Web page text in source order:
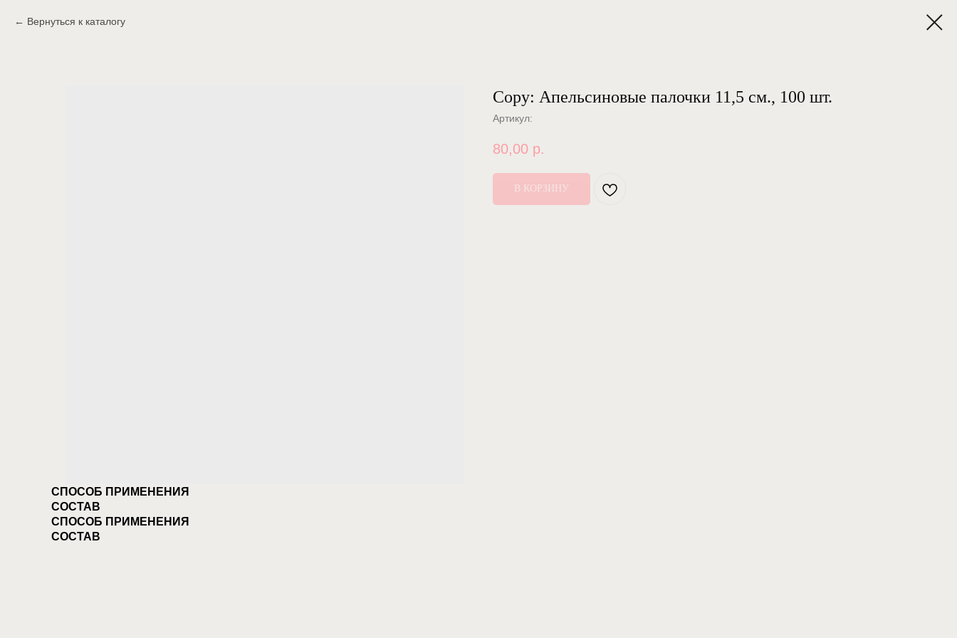
Вернуться к каталогу
Copy: Апельсиновые палочки 11,5 см., 100 шт.
Артикул:
80,00 р.
В КОРЗИНУ
СПОСОБ ПРИМЕНЕНИЯ
СОСТАВ
СПОСОБ ПРИМЕНЕНИЯ
СОСТАВ